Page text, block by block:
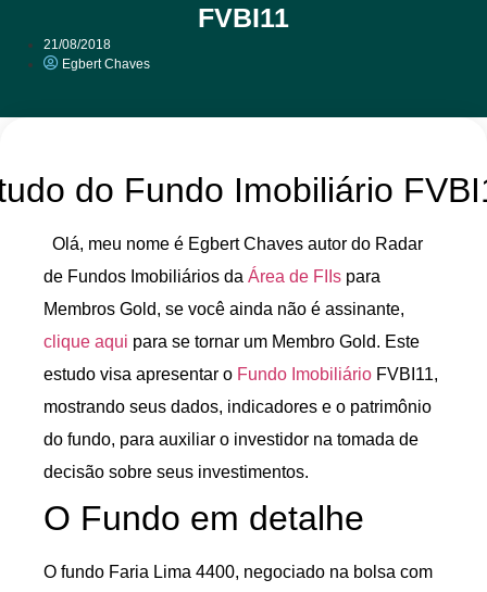
FVBI11
21/08/2018
Egbert Chaves
do Fundo Imobiliário
Olá, meu nome é Egbert Chaves autor do Radar
de Fundos Imobiliários da Área de FIIs para
Membros Gold, se você ainda não é assinante,
clique aqui para se tornar um Membro Gold. Este
estudo visa apresentar o Fundo Imobiliário FVBI11,
mostrando seus dados, indicadores e o patrimônio
do fundo, para auxiliar o investidor na tomada de
decisão sobre seus investimentos.
O Fundo em detalhe
O fundo Faria Lima 4400, negociado na bolsa com